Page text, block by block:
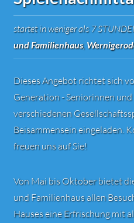
startet in weniger als 7
und Familienhaus,
Dieses Angebot richtet sich
Generation - Seniorinnen
verschiedenen
Beisammensein eingeladen.
freuen uns auf Sie!
Von Mai bis Oktober bietet
und Familienhaus allen
Hauses eine Erfrischung mit